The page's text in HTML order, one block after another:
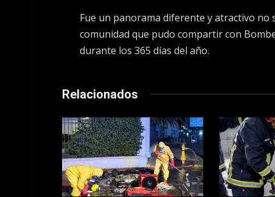
Fue un panorama diferente y atractivo
comunidad que pudo compartir con
durante los 365 días del año.
Relacionados